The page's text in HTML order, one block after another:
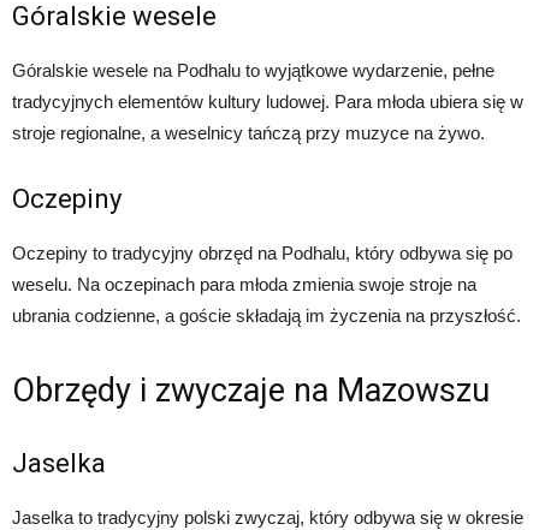
Góralskie wesele
Góralskie wesele na Podhalu to wyjątkowe wydarzenie, pełne
tradycyjnych elementów kultury ludowej. Para młoda ubiera się w
stroje regionalne, a weselnicy tańczą przy muzyce na żywo.
Oczepiny
Oczepiny to tradycyjny obrzęd na Podhalu, który odbywa się po
weselu. Na oczepinach para młoda zmienia swoje stroje na
ubrania codzienne, a goście składają im życzenia na przyszłość.
Obrzędy i zwyczaje na Mazowszu
Jaselka
Jaselka to tradycyjny polski zwyczaj, który odbywa się w okresie